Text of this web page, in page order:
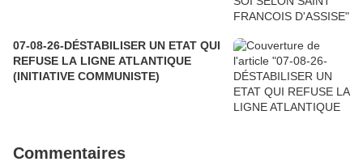
07-08-26-DÉSTABILISER UN ETAT QUI
REFUSE LA LIGNE ATLANTIQUE
(INITIATIVE COMMUNISTE)
Commentaires